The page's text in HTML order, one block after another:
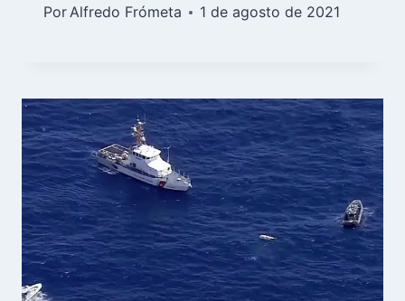
PorAlfredo Frómeta 1 de agosto de 2021